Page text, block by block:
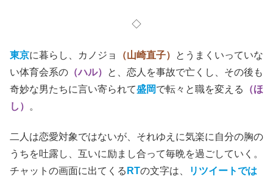
◇
東京に暮らし、カノジョ （山崎直子）
とうまくいっていな
い体育会系の （ハル）
と、恋人を事故で亡くし、その後も
奇妙な男たちに言い寄られて盛岡で転々と職を変える
（ほ
し）
。
二人は恋愛対象ではないが、それゆえに気楽に自分の胸の
うちを吐露し、互いに励まし合って毎晩を過ごしていく。
チャットの画面に出てくる RTの文字は、
リツイートでは